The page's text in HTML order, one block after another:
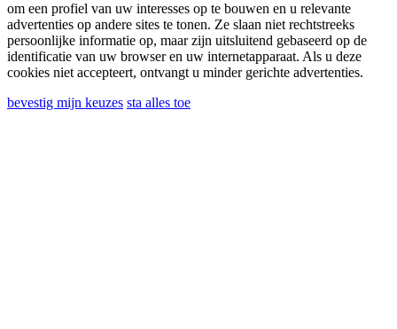
personenbezogenen Daten zustimme.
Ich stimme der Verarbeitung meiner
persönlichen Daten zu, um kommerzielle oder
Marketingmitteilungen von Ghidini Lighting Srl zu
erhalten
om een ​​profiel van uw interesses op te bouwen en u relevante
advertenties op andere sites te tonen. Ze slaan niet rechtstreeks
persoonlijke informatie op, maar zijn uitsluitend gebaseerd op de
identificatie van uw browser en uw internetapparaat. Als u deze
cookies niet accepteert, ontvangt u minder gerichte advertenties.
bevestig mijn keuzes sta alles toe